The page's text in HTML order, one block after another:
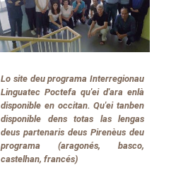
Lo site deu programa Interregionau
Linguatec Poctefa​ qu'ei d'ara enlà
disponible en occitan. Qu'ei tanben
disponible dens totas las lengas
deus partenaris deus Pirenèus deu
programa (aragonés, basco,
castelhan, francés)